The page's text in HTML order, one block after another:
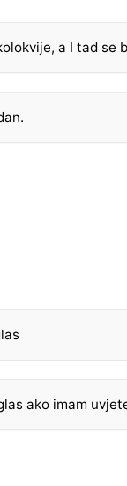
a I tad se
ako imam